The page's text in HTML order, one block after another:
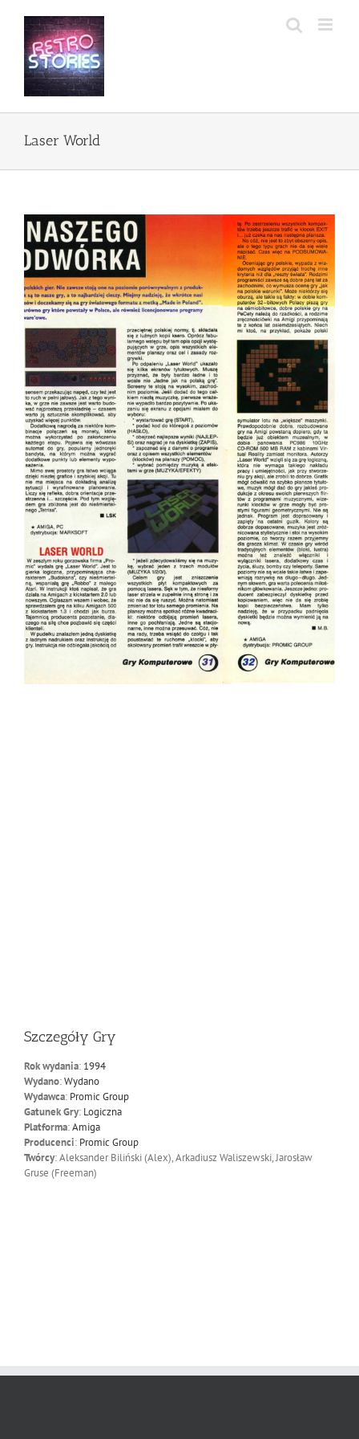
zawartości
Laser World
Szczegóły Gry
Rok wydania: 1994
Wydano:Wydano
Wydawca: Promic Group
Gatunek Gry: Logiczna
Platforma:Amiga
Producenci: Promic Group
Twórcy: Aleksander Biliński (Alex), Arkadiusz Waliszewski, Jarosław
Gruse (Freeman)